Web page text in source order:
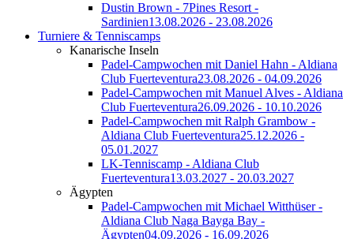
Dustin Brown - 7Pines Resort -
Sardinien13.08.2026 - 23.08.2026
Turniere & Tenniscamps
Kanarische Inseln
Padel-Campwochen mit Daniel Hahn - Aldiana
Club Fuerteventura23.08.2026 - 04.09.2026
Padel-Campwochen mit Manuel Alves - Aldiana
Club Fuerteventura26.09.2026 - 10.10.2026
Padel-Campwochen mit Ralph Grambow -
Aldiana Club Fuerteventura25.12.2026 -
05.01.2027
LK-Tenniscamp - Aldiana Club
Fuerteventura13.03.2027 - 20.03.2027
Ägypten
Padel-Campwochen mit Michael Witthüser -
Aldiana Club Naga Bayga Bay -
Ägypten04.09.2026 - 16.09.2026